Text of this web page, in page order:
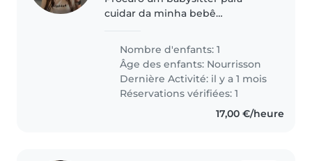
cuidar da minha bebê
alguém que se sinta à vontade
com animais de estimação. Ela é
uma bebe de 1 mês e meio ainda
tem o sono..
Nombre d'enfants: 1
Âge des enfants: Nourrisson
Dernière Activité: il y a 1 mois
Réservations vérifiées: 1
17,00 €/heure